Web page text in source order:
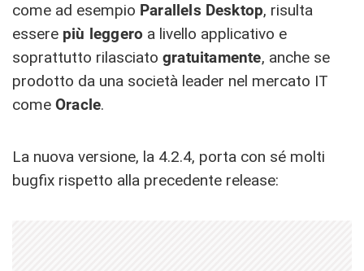
come ad esempio Parallels Desktop, risulta
essere più leggero a livello applicativo e
soprattutto rilasciato gratuitamente, anche se
prodotto da una società leader nel mercato IT
come Oracle.
La nuova versione, la 4.2.4, porta con sé molti
bugfix rispetto alla precedente release: